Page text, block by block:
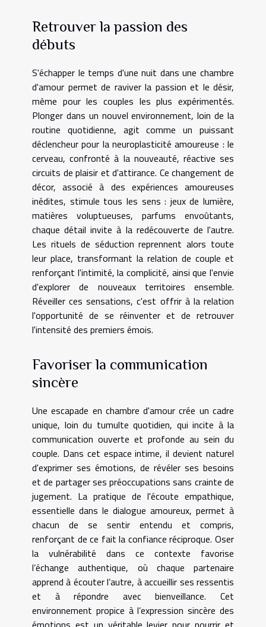
Retrouver la passion des
débuts
S'échapper le temps d'une nuit dans une chambre
d'amour permet de raviver la passion et le désir,
même pour les couples les plus expérimentés.
Plonger dans un nouvel environnement, loin de la
routine quotidienne, agit comme un puissant
déclencheur pour la neuroplasticité amoureuse : le
cerveau, confronté à la nouveauté, réactive ses
circuits de plaisir et d'attirance. Ce changement de
décor, associé à des expériences amoureuses
inédites, stimule tous les sens : jeux de lumière,
matières voluptueuses, parfums envoûtants,
chaque détail invite à la redécouverte de l'autre.
Les rituels de séduction reprennent alors toute
leur place, transformant la relation de couple et
renforçant l'intimité, la complicité, ainsi que l'envie
d'explorer de nouveaux territoires ensemble.
Réveiller ces sensations, c'est offrir à la relation
l'opportunité de se réinventer et de retrouver
l'intensité des premiers émois.
Favoriser la communication
sincère
Une escapade en chambre d'amour crée un cadre
unique, loin du tumulte quotidien, qui incite à la
communication ouverte et profonde au sein du
couple. Dans cet espace intime, il devient naturel
d'exprimer ses émotions, de révéler ses besoins
et de partager ses préoccupations sans crainte de
jugement. La pratique de l'écoute empathique,
essentielle dans le dialogue amoureux, permet à
chacun de se sentir entendu et compris,
renforçant de ce fait la confiance réciproque. Oser
la vulnérabilité dans ce contexte favorise
l’échange authentique, où chaque partenaire
apprend à écouter l’autre, à accueillir ses ressentis
et à répondre avec bienveillance. Cet
environnement propice à l’expression sincère des